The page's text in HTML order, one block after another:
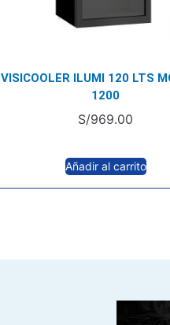
VISICOOLER ILUMI 120 LTS
1200
S/969.00
Añadir al carrito